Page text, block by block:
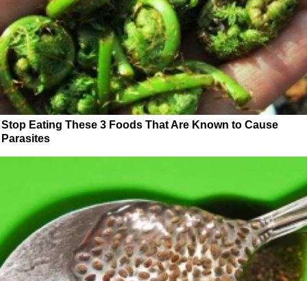
Stop Eating These 3 Foods That Are Known to Cause
Parasites